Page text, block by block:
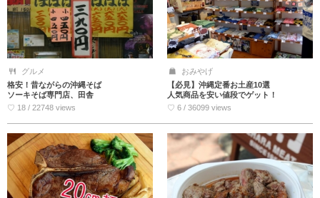
グルメ
格安！昔ながらの沖縄そば
ソーキそば専門店、田舎
♡ 18 / 22748 views
おみやげ
【必見】沖縄定番お土産10選
人気商品を安い値段でゲット！
♡ 6 / 36099 views